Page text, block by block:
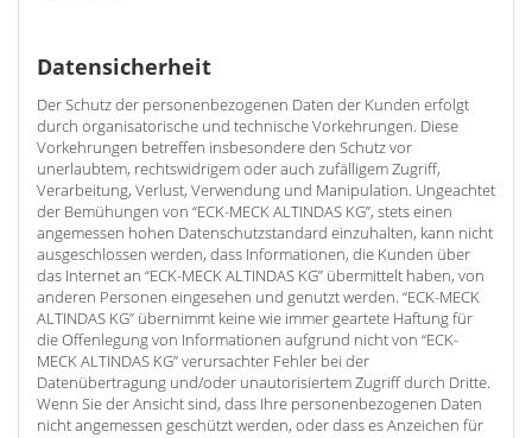
Datensicherheit
Der Schutz der personenbezogenen Daten der Kunden erfolgt
durch organisatorische und technische Vorkehrungen. Diese
Vorkehrungen betreffen insbesondere den Schutz vor
unerlaubtem, rechtswidrigem oder auch zufälligem Zugriff,
Verarbeitung, Verlust, Verwendung und Manipulation. Ungeachtet
der Bemühungen von “ECK-MECK ALTINDAS KG”, stets einen
angemessen hohen Datenschutzstandard einzuhalten, kann nicht
ausgeschlossen werden, dass Informationen, die Kunden über
das Internet an “ECK-MECK ALTINDAS KG” übermittelt haben, von
anderen Personen eingesehen und genutzt werden. “ECK-MECK
ALTINDAS KG” übernimmt keine wie immer geartete Haftung für
die Offenlegung von Informationen aufgrund nicht von “ECK-
MECK ALTINDAS KG” verursachter Fehler bei der
Datenübertragung und/oder unautorisiertem Zugriff durch Dritte.
Wenn Sie der Ansicht sind, dass Ihre personenbezogenen Daten
nicht angemessen geschützt werden, oder dass es Anzeichen für